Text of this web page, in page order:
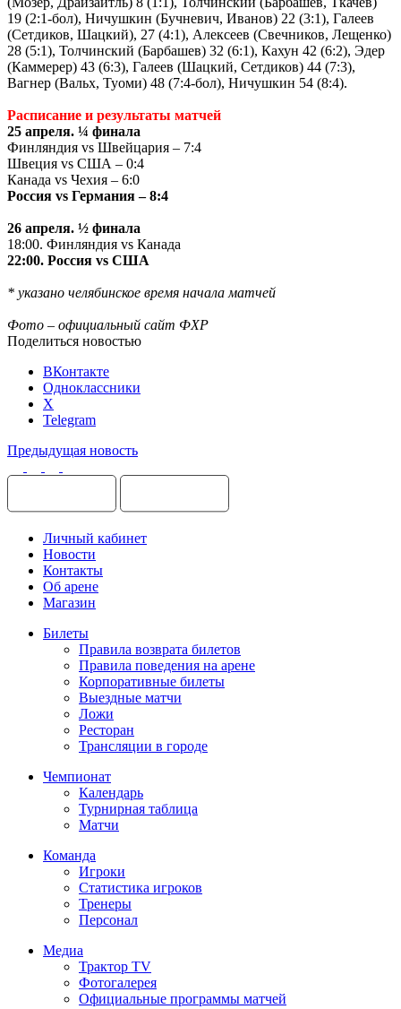
19 (2:1-бол), Ничушкин (Бучневич, Иванов) 22 (3:1), Галеев
(Сетдиков, Шацкий), 27 (4:1), Алексеев (Свечников, Лещенко)
28 (5:1), Толчинский (Барбашев) 32 (6:1), Кахун 42 (6:2), Эдер
(Каммерер) 43 (6:3), Галеев (Шацкий, Сетдиков) 44 (7:3),
Вагнер (Вальх, Туоми) 48 (7:4-бол), Ничушкин 54 (8:4).
Расписание и результаты матчей
25 апреля. ¼ финала
Финляндия vs Швейцария – 7:4
Швеция vs США – 0:4
Канада vs Чехия – 6:0
Россия vs Германия – 8:4
26 апреля. ½ финала
18:00. Финляндия vs Канада
22:00. Россия vs США
* указано челябинское время начала матчей
Фото – официальный сайт ФХР
Поделиться новостью
ВКонтакте
Одноклассники
X
Telegram
Предыдущая новость
Личный кабинет
Новости
Контакты
Об арене
Магазин
Билеты
Правила возврата билетов
Правила поведения на арене
Корпоративные билеты
Выездные матчи
Ложи
Ресторан
Трансляции в городе
Чемпионат
Календарь
Турнирная таблица
Матчи
Команда
Игроки
Статистика игроков
Тренеры
Персонал
Медиа
Трактор TV
Фотогалерея
Официальные программы матчей